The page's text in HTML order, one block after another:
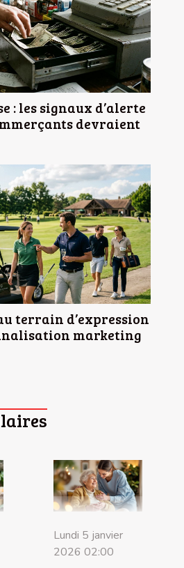
: les signaux d’alerte
devraient
terrain d’expression
marketing
Lundi 5 janvier
2026 02:00